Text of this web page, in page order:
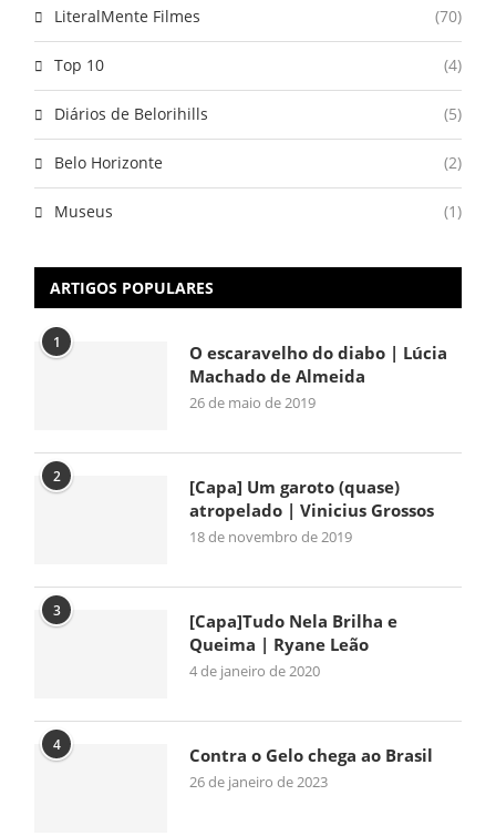
LiteralMente Filmes (70)
Top 10 (4)
Diários de Belorihills (5)
Belo Horizonte (2)
Museus (1)
ARTIGOS POPULARES
1
O escaravelho do diabo | Lúcia
Machado de Almeida
26 de maio de 2019
2
[Capa] Um garoto (quase)
atropelado | Vinicius Grossos
18 de novembro de 2019
3
[Capa]Tudo Nela Brilha e
Queima | Ryane Leão
4 de janeiro de 2020
4 Contra o Gelo chega ao Brasil
26 de janeiro de 2023